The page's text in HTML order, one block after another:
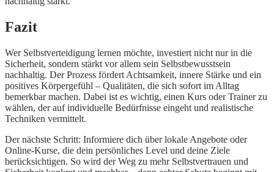
Fazit
Wer Selbstverteidigung lernen möchte, investiert nicht nur in die
Sicherheit, sondern stärkt vor allem sein Selbstbewusstsein
nachhaltig. Der Prozess fördert Achtsamkeit, innere Stärke und ein
positives Körpergefühl – Qualitäten, die sich sofort im Alltag
bemerkbar machen. Dabei ist es wichtig, einen Kurs oder Trainer zu
wählen, der auf individuelle Bedürfnisse eingeht und realistische
Techniken vermittelt.
Der nächste Schritt: Informiere dich über lokale Angebote oder
Online-Kurse, die dein persönliches Level und deine Ziele
berücksichtigen. So wird der Weg zu mehr Selbstvertrauen und